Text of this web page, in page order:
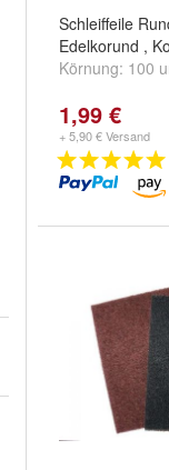
Schleiffeile
Edelkorund ,
Körnung: 100
1,99 €
+ 5,90 € Versand